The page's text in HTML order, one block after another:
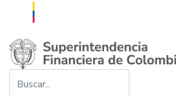
Saltar al contenido principal